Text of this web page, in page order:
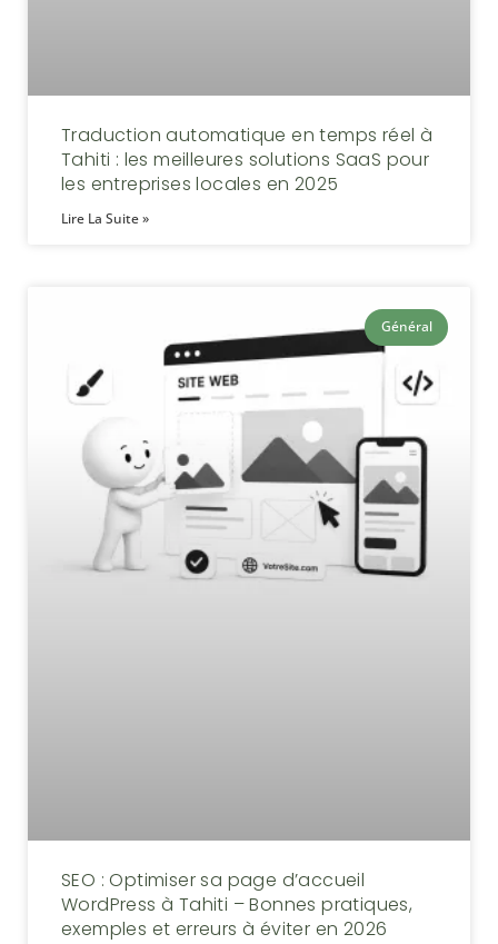
Traduction automatique en temps réel à
Tahiti : les meilleures solutions SaaS pour
les entreprises locales en 2025
Lire La Suite »
Général
SEO : Optimiser sa page d’accueil
WordPress à Tahiti – Bonnes pratiques,
exemples et erreurs à éviter en 2026